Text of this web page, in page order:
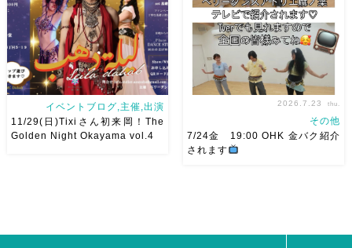
岡山・8/22(土) […]
う
私たちも踊った後は祭り
を楽しみます
遊びにいら
[…]
イベントブログ,主催,出演
11/29(日)Tixiさん初来岡！The
Golden Night Okayama vol.4
2026.7.23 thu.
その他
7/24金 19:00 OHK 金バク紹介
されます